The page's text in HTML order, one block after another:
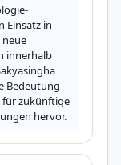
Einsatz in
innerhalb
Bedeutung
für zukünftige
hervor.